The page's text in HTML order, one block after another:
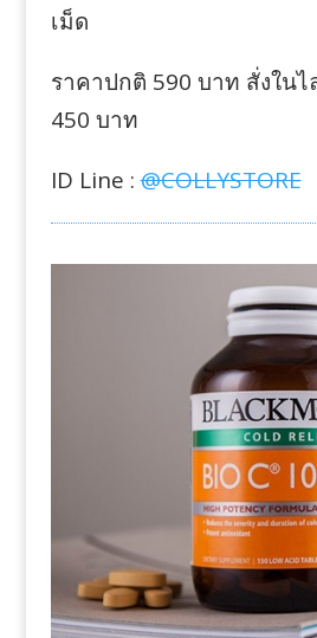
เม็ด
ราคาปกติ 590 บาท สั่งในไ
450 บาท
ID Line :@COLLYSTORE